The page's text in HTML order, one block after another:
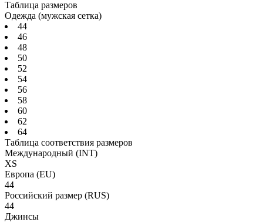
Таблица размеров
Одежда (мужская сетка)
44
46
48
50
52
54
56
58
60
62
64
Таблица соответствия размеров
Международный (INT)
XS
Европа (EU)
44
Российский размер (RUS)
44
Джинсы